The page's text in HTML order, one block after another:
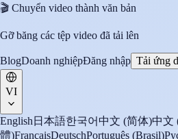
🎬 Chuyển video thành văn bản
Gỡ băng các tệp video đã tải lên
BlogDoanh nghiệpĐăng nhập Tải ứng
VI
English 日本語한국어中文 (简体)中文
體)FrançaisDeutschPortuguês (Brasil)